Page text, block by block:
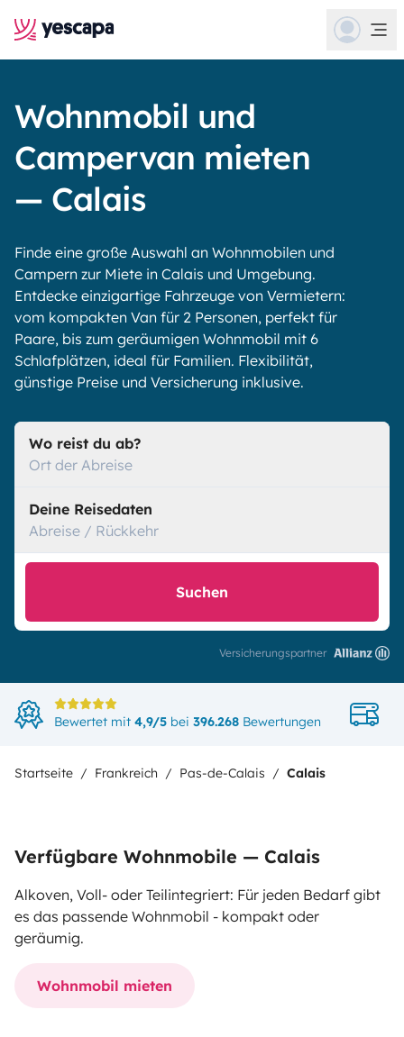
Wohnmobil und
Campervan mieten
— Calais
Finde eine große Auswahl an Wohnmobilen und
Campern zur Miete in Calais und Umgebung.
Entdecke einzigartige Fahrzeuge von Vermietern:
vom kompakten Van für 2 Personen, perfekt für
Paare, bis zum geräumigen Wohnmobil mit 6
Schlafplätzen, ideal für Familien. Flexibilität,
günstige Preise und Versicherung inklusive.
Wo reist du ab?
Ort der Abreise
Deine Reisedaten
Abreise / Rückkehr
Suchen
Versicherungspartner
Bewertet mit 4,9/5 bei 396.268 Bewertungen
Startseite Frankreich Pas-de-Calais Calais
Verfügbare Wohnmobile — Calais
Alkoven, Voll- oder Teilintegriert: Für jeden Bedarf gibt
es das passende Wohnmobil - kompakt oder
geräumig.
Wohnmobil mieten